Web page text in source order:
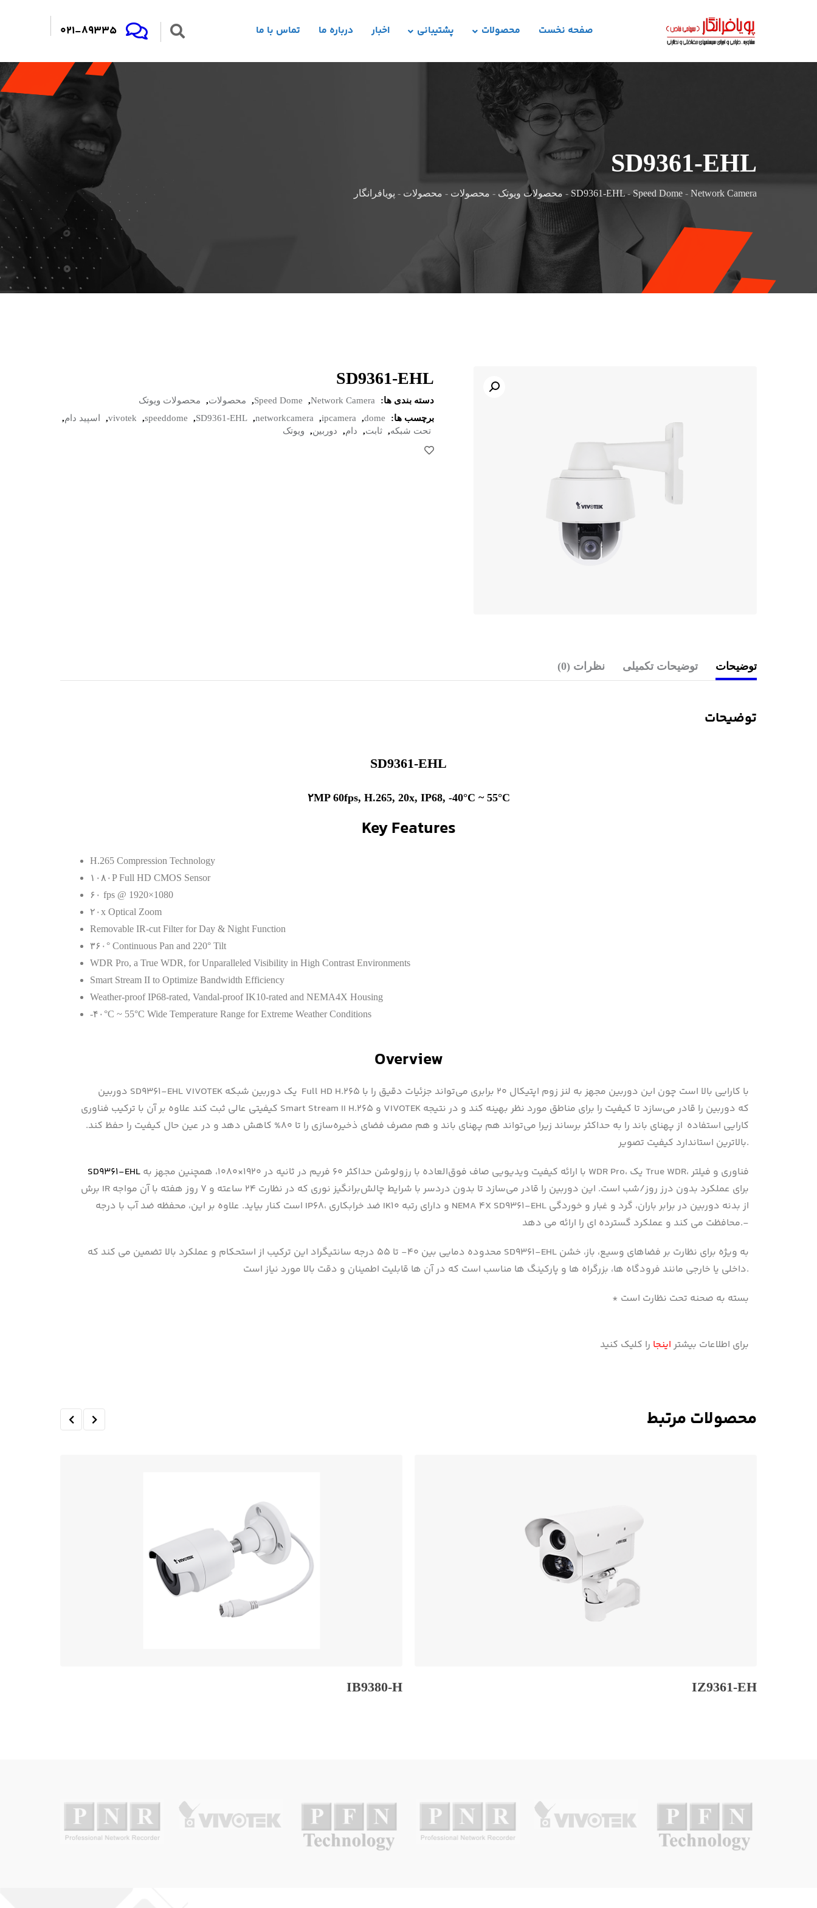
صفحه نخست محصولات پشتیبانی اخبار درباره ما تماس با ما 021-89335
SD9361-EHL
SD9361-EHL-Speed Dome - Network Camera
- محصولات ویوتک - محصولات - محصولات - پویافرانگار
SD9361-EHL
دسته بندی ها: Network Camera
,
Speed Dome
, محصولات,
محصولات ویوتک
برچسب ها:
dome
,
ipcamera
,
networkcamera
,
SD9361-EHL
,
speeddome
,
vivotek
, اسپید دام,
تحت شبکه, ثابت, دام, دوربین, ویوتک
توضیحات توضیحات تکمیلی نظرات (0)
توضیحات
SD9361-EHL
۲MP 60fps, H.265, 20x, IP68, -40°C ~ 55°C
Key Features
H.265 Compression Technology
۱۰۸۰P Full HD CMOS Sensor
۶۰ fps @ 1920×1080
۲۰x Optical Zoom
Removable IR-cut Filter for Day & Night Function
۳۶۰° Continuous Pan and 220° Tilt
WDR Pro, a True WDR, for Unparalleled Visibility in High Contrast Environments
Smart Stream II to Optimize Bandwidth Efficiency
Weather-proof IP68-rated, Vandal-proof IK10-rated and NEMA4X Housing
-۴۰°C ~ 55°C Wide Temperature Range for Extreme Weather Conditions
Overview
دوربین SD9361-EHL VIVOTEK یک دوربین شبکه Full HD H.265 با کارایی بالا است چون این دوربین مجهز به لنز زوم اپتیکال ۲۰ برابری می‌تواند جزئیات دقیق را با
کیفیتی عالی ثبت کند علاوه بر آن با ترکیب فناوری Smart Stream II H.265 و VIVOTEK که دوربین را قادر می‌سازد تا کیفیت را برای مناطق مورد نظر بهینه کند و در نتیجه
کارایی استفاده از پهنای باند را به حداکثر برساند زیرا می‌تواند هم پهنای باند و هم مصرف فضای ذخیره‌سازی را تا ۸۰% کاهش دهد و در عین حال کیفیت را حفظ کند.
بالاترین استاندارد کیفیت تصویر.
SD9361-EHL
برش IR برای عملکرد بدون درز روز/شب است. این دوربین را قادر می‌سازد تا بدون دردسر با شرایط چالش‌برانگیز نوری که در نظارت ۲۴ ساعته و ۷ روز هفته با آن مواجه
است کنار بیاید. علاوه بر این، محفظه ضد آب با درجه IP68، ضد خرابکاری IK10 و دارای رتبه NEMA 4X SD9361-EHL از بدنه دوربین در برابر باران، گرد و غبار و خوردگی
محافظت می کند و عملکرد گسترده ای را ارائه می دهد.-
محدوده دمایی بین ۴۰- تا ۵۵ درجه سانتیگراد این ترکیب از استحکام و عملکرد بالا تضمین می کند که SD9361-EHL به ویژه برای نظارت بر فضاهای وسیع، باز، خشن
داخلی یا خارجی مانند فرودگاه ها، بزرگراه ها و پارکینگ ها مناسب است که در آن ها قابلیت اطمینان و دقت بالا مورد نیاز است.
* بسته به صحنه تحت نظارت است
برای اطلاعات بیشتر اینجا را کلیک کنید
محصولات مرتبط
IZ9361-EH
IB9380-H